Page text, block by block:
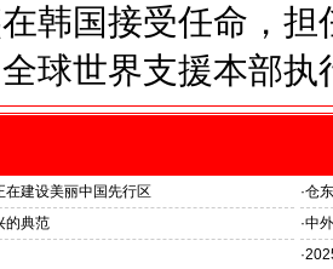
韩国接受任命，
球世界支援本部执
建设美丽中国先行区 ·仓
--中
的典范
东江门采访之三
·中
--中
·